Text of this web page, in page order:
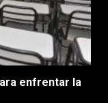
enfrentar la